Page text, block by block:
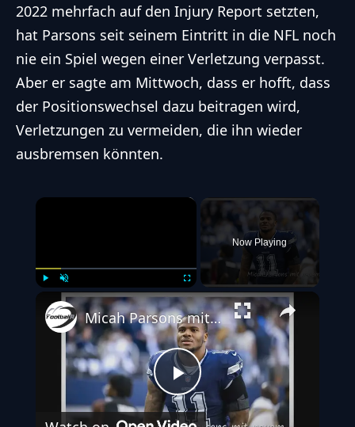
2022 mehrfach auf den Injury Report setzten,
hat Parsons seit seinem Eintritt in die NFL noch
nie ein Spiel wegen einer Verletzung verpasst.
Aber er sagte am Mittwoch, dass er hofft, dass
der Positionswechsel dazu beitragen wird,
Verletzungen zu vermeiden, die ihn wieder
ausbremsen könnten.
×
Unmute Fullscreen
Now Playing
Play
Micah Parsons mit neuem Mindset